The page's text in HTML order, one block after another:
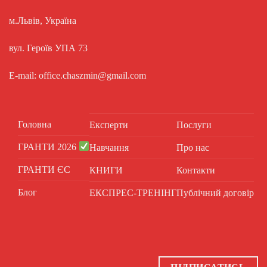
м.Львів, Україна
вул. Героїв УПА 73
E-mail: office.chaszmin@gmail.com
Головна
ГРАНТИ 2026
ГРАНТИ ЄС
Блог
Експерти
Навчання
КНИГИ
ЕКСПРЕС-ТРЕНІНГ
Послуги
Про нас
Контакти
Публічний договір